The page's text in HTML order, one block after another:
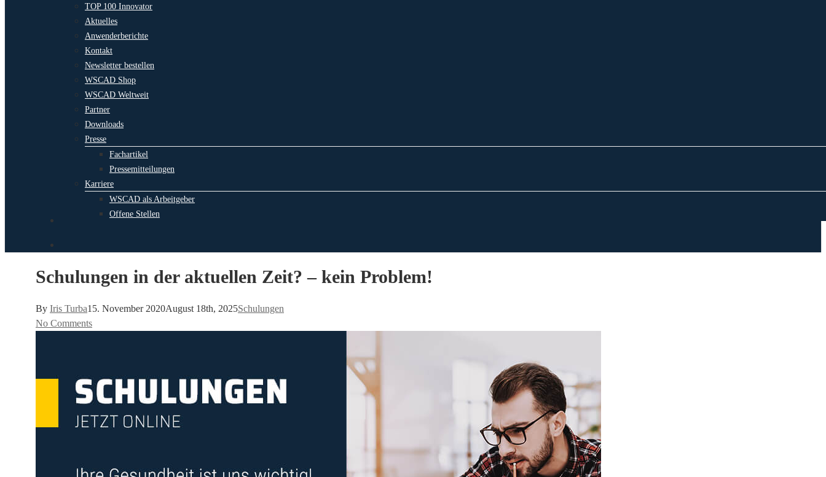
TOP 100 Innovator
Aktuelles
Anwenderberichte
Kontakt
Newsletter bestellen
WSCAD Shop
WSCAD Weltweit
Partner
Downloads
Presse
Fachartikel
Pressemitteilungen
Karriere
WSCAD als Arbeitgeber
Offene Stellen
Schulungen in der aktuellen Zeit? – kein Problem!
By Iris Turba15. November 2020August 18th, 2025Schulungen
No Comments